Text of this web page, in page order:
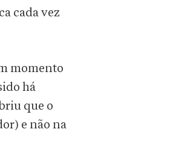
cada vez
momento
há
que o
e não na